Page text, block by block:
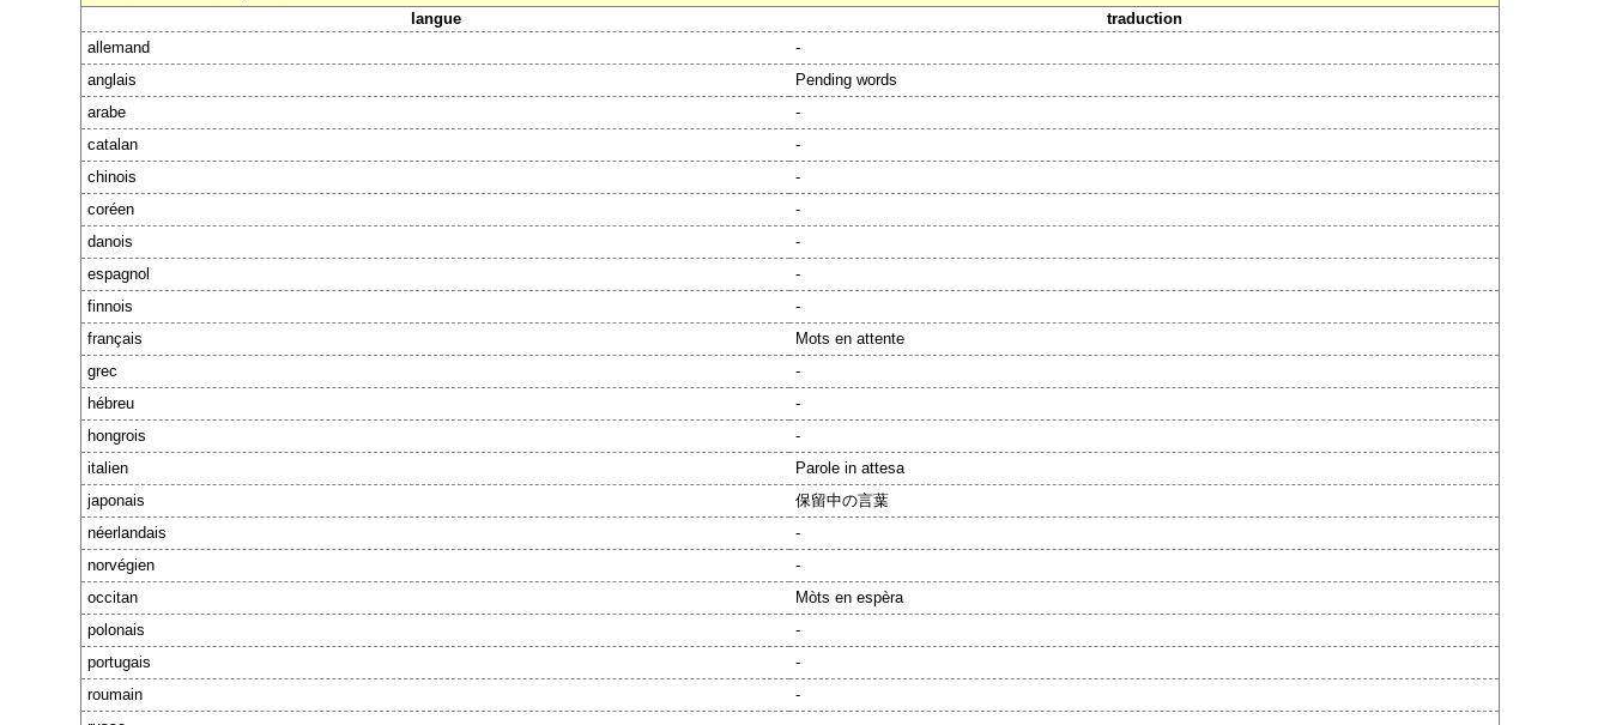
langue
traduction
allemand
-
anglais
Pending words
arabe
-
catalan
-
chinois
-
coréen
-
danois
-
espagnol
-
finnois
-
français
Mots en attente
grec
-
hébreu
-
hongrois
-
italien
Parole in attesa
japonais
保留中の言葉
néerlandais
-
norvégien
-
occitan
Mòts en espèra
polonais
-
portugais
-
roumain
-